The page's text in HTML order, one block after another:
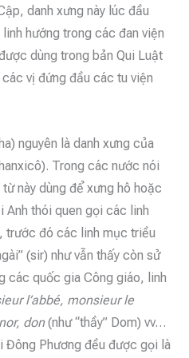
danh xưng này lúc đầu
hướng trong các đan viện
dùng trong bản Qui Luật
vị đứng đầu các tu viện
nguyên là danh xưng của
Trong các nước nói
này dùng để xưng hô hoặc
thói quen gọi các linh
trước đó các linh mục triều
(sir) như vẫn thấy còn sử
các quốc gia Công giáo, linh
l’abbé, monsieur le
don(như “thầy” Dom) vv…
Đông Phương đều được gọi là